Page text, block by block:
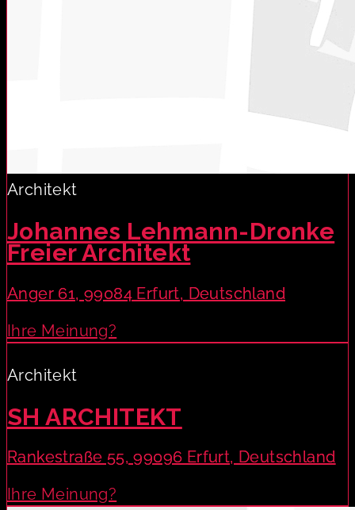
Architekt
Johannes Lehmann-Dronke
Freier Architekt
Anger 61, 99084 Erfurt, Deutschland
Ihre Meinung?
Architekt
SH ARCHITEKT
Rankestraße 55, 99096 Erfurt, Deutschland
Ihre Meinung?